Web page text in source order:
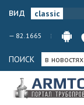
вид
— 82.1665
ПОИСК в новостях